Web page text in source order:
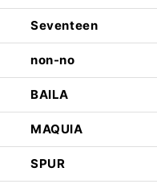
Seventeen
non-no
BAILA
MAQUIA
SPUR